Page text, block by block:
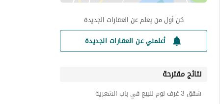
كن أول من يعلم عن العقارات الجديدة
أعلمني عن العقارات الجديدة
نتائج مقترحة
شقق 3 غرف نوم للبيع في باب الشعرية